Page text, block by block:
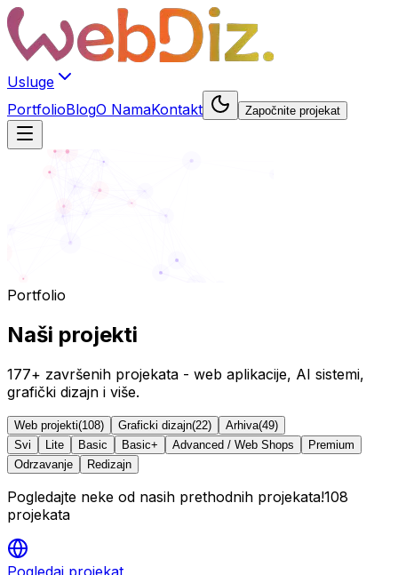
Usluge
PortfolioBlogO NamaKontakt Započnite projekat
Portfolio
Naši projekti
177+ završenih projekata - web aplikacije, AI sistemi,
grafički dizajn i više.
Web projekti(108) Graficki dizajn(22) Arhiva(49)
Svi
Lite Basic Basic+ Advanced / Web Shops
Premium
Odrzavanje
Redizajn
Pogledajte neke od nasih prethodnih projekata!108
projekata
Pogledaj projekat